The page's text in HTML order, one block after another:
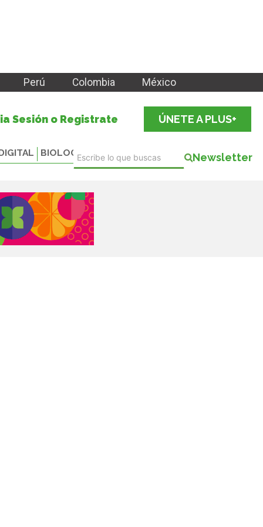
Perú Colombia México
Sesión o Registrate ÚNETE A PLUS+
BIOLOGICALS Newsletter